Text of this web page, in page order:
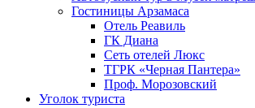
Гостиницы Арзамаса
Отель Реавиль
ГК Диана
Сеть отелей Люкс
ТГРК «Черная Пантера»
Проф. Морозовский
Уголок туриста